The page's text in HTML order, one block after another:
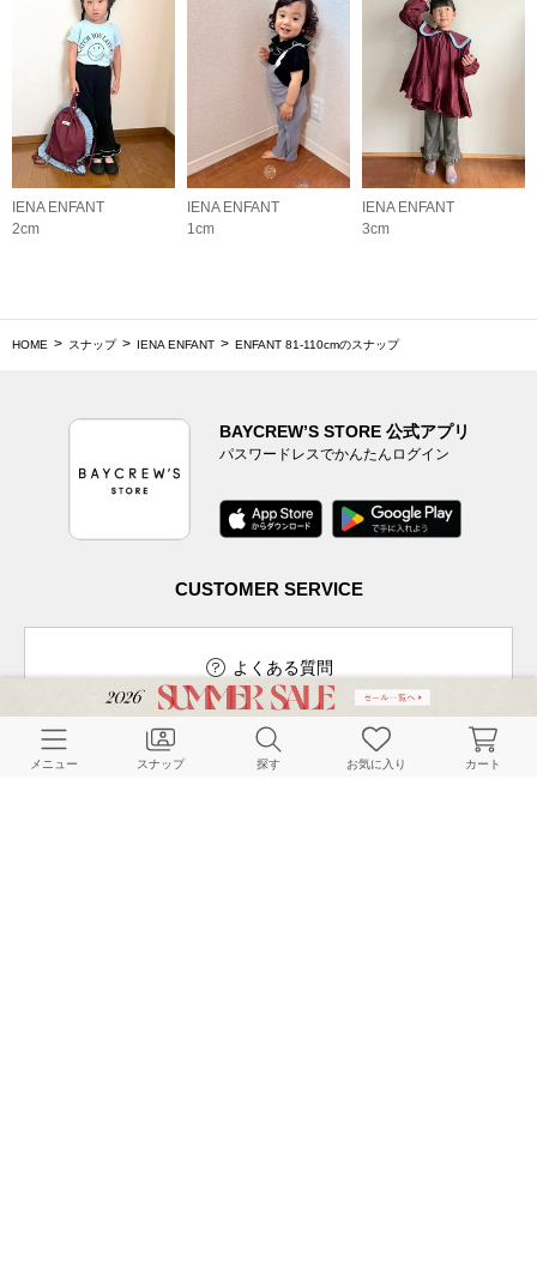
IENA ENFANT
2cm
IENA ENFANT
1cm
IENA ENFANT
3cm
HOME スナップ IENA ENFANT ENFANT 81‐110cmのスナップ
BAYCREW’S STORE 公式アプリ
パスワードレスでかんたんログイン
CUSTOMER SERVICE
よくある質問
メニュー スナップ 探す お気に入り カート